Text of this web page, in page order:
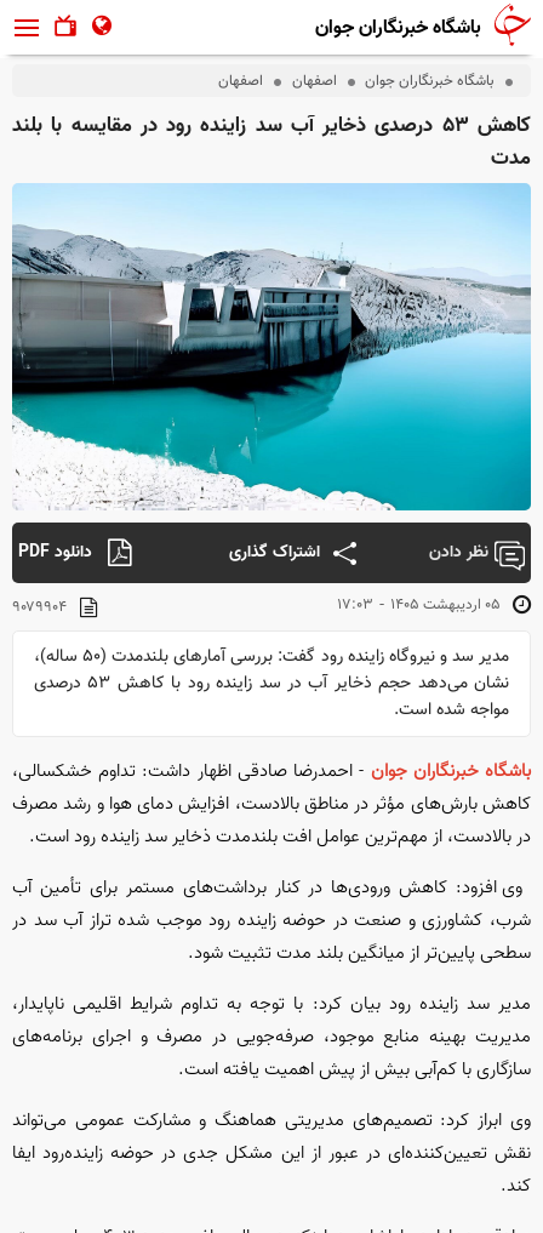
باشگاه خبرنگاران جوان
باشگاه خبرنگاران جوان اصفهان اصفهان
کاهش ۵۳ درصدی ذخایر آب سد زاینده رود در مقایسه با بلند
مدت
نظر دادن اشتراک گذاری دانلود PDF
۱۷:۰۳ - ۰۵ ارديبهشت ۱۴۰۵ ۹۰۷۹۹۰۴
مدیر سد و نیروگاه زاینده رود گفت: بررسی آمارهای بلندمدت (۵۰ ساله)،
نشان می‌دهد حجم ذخایر آب در سد زاینده رود با کاهش ۵۳ درصدی
مواجه شده است.
باشگاه خبرنگاران جوان - احمدرضا صادقی اظهار داشت: تداوم خشکسالی،
کاهش بارش‌های مؤثر در مناطق بالادست، افزایش دمای هوا و رشد مصرف
در بالادست، از مهم‌ترین عوامل افت بلندمدت ذخایر سد زاینده رود است.
وی افزود: کاهش ورودی‌ها در کنار برداشت‌های مستمر برای تأمین آب
شرب، کشاورزی و صنعت در حوضه زاینده رود موجب شده تراز آب سد در
سطحی پایین‌تر از میانگین‌ بلند مدت تثبیت شود.
مدیر سد زاینده رود بیان کرد: با توجه به تداوم شرایط اقلیمی ناپایدار،
مدیریت بهینه منابع موجود، صرفه‌جویی در مصرف و اجرای برنامه‌های
سازگاری با کم‌آبی بیش از پیش اهمیت یافته است.
وی ابراز کرد: تصمیم‌های مدیریتی هماهنگ و مشارکت عمومی می‌تواند
نقش تعیین‌کننده‌ای در عبور از این مشکل جدی در حوضه زاینده‌رود ایفا
کند.